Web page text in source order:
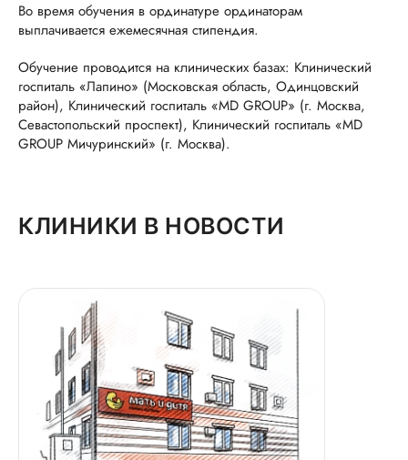
Во время обучения в ординатуре ординаторам
выплачивается ежемесячная стипендия.
Обучение проводится на клинических базах: Клинический
госпиталь «Лапино» (Московская область, Одинцовский
район), Клинический госпиталь «MD GROUP» (г. Москва,
Севастопольский проспект), Клинический госпиталь «MD
GROUP Мичуринский» (г. Москва).
КЛИНИКИ В НОВОСТИ